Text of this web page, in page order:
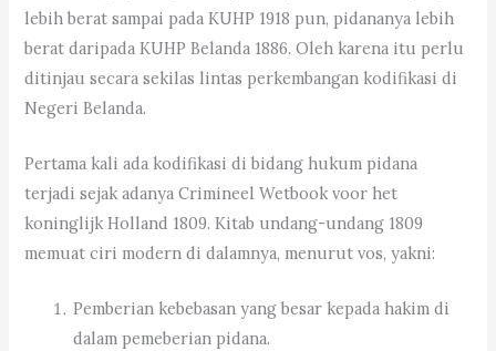
lebih berat sampai pada KUHP 1918 pun, pidananya lebih
berat daripada KUHP Belanda 1886. Oleh karena itu perlu
ditinjau secara sekilas lintas perkembangan kodifikasi di
Negeri Belanda.
Pertama kali ada kodifikasi di bidang hukum pidana
terjadi sejak adanya Crimineel Wetbook voor het
koninglijk Holland 1809. Kitab undang-undang 1809
memuat ciri modern di dalamnya, menurut vos, yakni:
Pemberian kebebasan yang besar kepada hakim di
dalam pemeberian pidana.